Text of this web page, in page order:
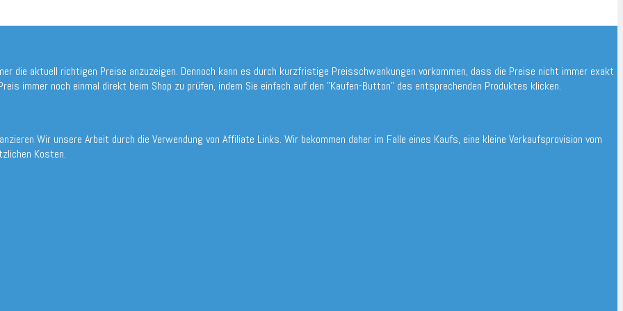
die aktuell richtigen Preise anzuzeigen. Dennoch kann es durch kurzfristige Preisschwankungen vorkommen, dass die Preise nicht immer exakt
immer noch einmal direkt beim Shop zu prüfen, indem Sie einfach auf den "Kaufen-Button" des entsprechenden Produktes klicken.
Wir unsere Arbeit durch die Verwendung von Affiliate Links. Wir bekommen daher im Falle eines Kaufs, eine kleine Verkaufsprovision vom
Kosten.